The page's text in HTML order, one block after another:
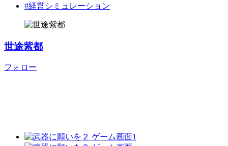
#経営シミュレーション
世途紫都
フォロー